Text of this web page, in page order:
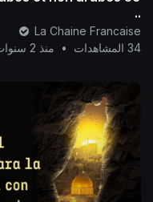
..
La Chaine Francaise
34 المشاهدات
• منذ 2 سنوات